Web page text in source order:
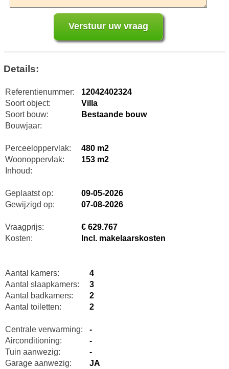
Details:
Referentienummer:
12042402324
Soort object:
Villa
Soort bouw:
Bestaande bouw
Bouwjaar:
Perceeloppervlak:
480 m2
Woonoppervlak:
153 m2
Inhoud:
Geplaatst op:
09-05-2026
Gewijzigd op:
07-08-2026
Vraagprijs:
€ 629.767
Kosten:
Incl. makelaarskosten
Aantal kamers:
4
Aantal slaapkamers:
3
Aantal badkamers:
2
Aantal toiletten:
2
Centrale verwarming:
-
Airconditioning:
-
Tuin aanwezig:
-
Garage aanwezig:
JA